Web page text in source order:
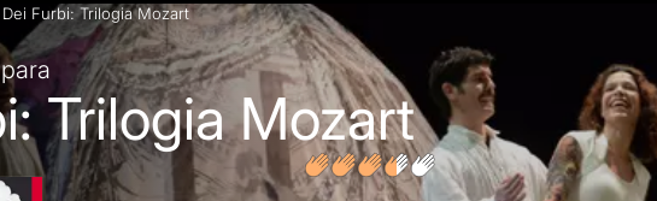
Dei Furbi: Trilogia Mozart
Trilogia Mozart